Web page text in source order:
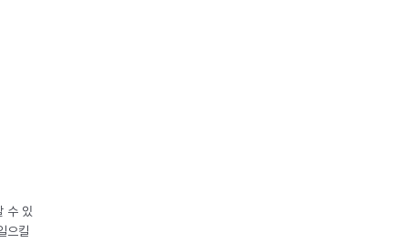
수 있
으킬